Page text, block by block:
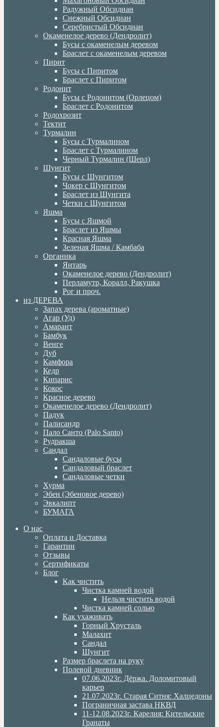
Радужный Обсидиан
Снежный Обсидиан
Серебристый Обсидиан
Окаменелое дерево (Дендролит)
Бусы с окаменелым деревом
Браслет с окаменелым деревом
Пирит
Бусы с Пиритом
Браслет с Пиритом
Родонит
Бусы с Родонитом (Орлецом)
Браслет с Родонитом
Родохрозит
Тектит
Турмалин
Бусы с Турмалином
Браслет с Турмалином
Черный Турмалин (Шерл)
Шунгит
Бусы с Шунгитом
Чокер с Шунгитом
Браслет из Шунгита
Четки с Шунгитом
Яшма
Бусы с Яшмой
Браслет из Яшмы
Красная Яшма
Зеленая Яшма / Камбаба
Органика
Янтарь
Окаменелое дерево (Дендролит)
Перламутр, Коралл, Ракушка
Рог и проч.
из ДЕРЕВА
Запах дерева (ароматные)
Агар (Уд)
Амарант
Бамбук
Венге
Дуб
Камфора
Кедр
Кипарис
Кокос
Красное дерево
Окаменелое дерево (Дендролит)
Падук
Палисандр
Пало Санто (Palo Santo)
Рудракша
Сандал
Сандаловые бусы
Сандаловый браслет
Сандаловые четки
Хурма
Эбен (Эбеновое дерево)
Эвкалипт
БУМАГА
О нас
Оплата и Доставка
Гарантии
Отзывы
Сертификаты
Блог
Как чистить
Чистка камней водой
Нельзя чистить водой
Чистка камней солью
Как ухаживать
Горный Хрусталь
Малахит
Сандал
Шунгит
Размер браслета на руку
Полевой дневник
07.06.2023г. Дёржа. Доломитовый
карьер
21.07.2023г. Старая Ситня: Халцедоны
Пограничная застава НКВД
11-12.08.2023г. Карелия: Кительские
Гранаты